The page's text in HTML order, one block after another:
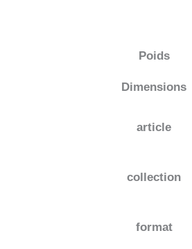
Poids
Dimensions
article
collection
format